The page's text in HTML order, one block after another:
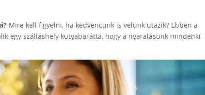
Mire kell figyelni, ha kedvencünk is velünk utazik? Ebben a
egy szálláshely kutyabaráttá, hogy a nyaralásunk mindenki